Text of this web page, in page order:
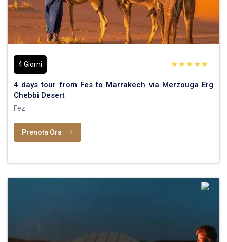
4 Giorni
4 days tour from Fes to Marrakech via Merzouga Erg
Chebbi Desert
Fez
Prenota Ora